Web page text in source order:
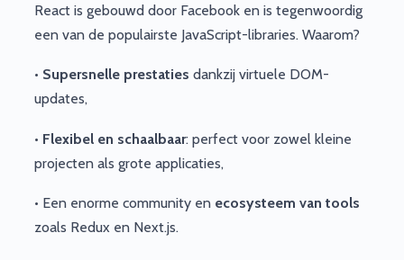
React is gebouwd door Facebook en is tegenwoordig
een van de populairste JavaScript-libraries. Waarom?
• Supersnelle prestaties dankzij virtuele DOM-
updates,
• Flexibel en schaalbaar: perfect voor zowel kleine
projecten als grote applicaties,
• Een enorme community en ecosysteem van tools
zoals Redux en Next.js.